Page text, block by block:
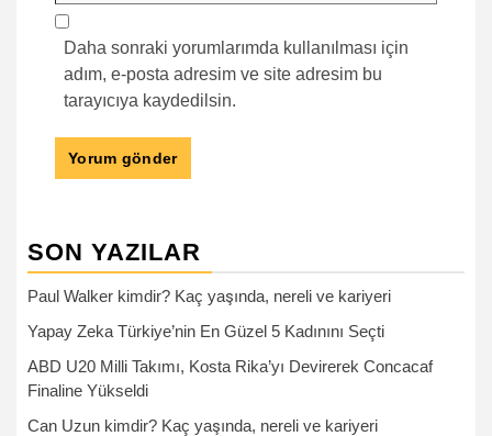
Daha sonraki yorumlarımda kullanılması için
adım, e-posta adresim ve site adresim bu
tarayıcıya kaydedilsin.
SON YAZILAR
Paul Walker kimdir? Kaç yaşında, nereli ve kariyeri
Yapay Zeka Türkiye’nin En Güzel 5 Kadınını Seçti
ABD U20 Milli Takımı, Kosta Rika’yı Devirerek Concacaf
Finaline Yükseldi
Can Uzun kimdir? Kaç yaşında, nereli ve kariyeri